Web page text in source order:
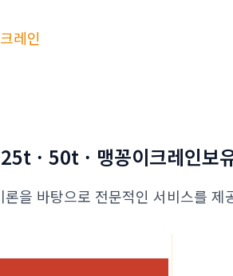
· 50t · 맹꽁이크레인보
을 바탕으로 전문적인 서비스를 제